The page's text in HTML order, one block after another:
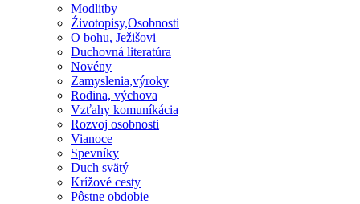
Modlitby
Źivotopisy,Osobnosti
O bohu, Ježišovi
Duchovná literatúra
Novény
Zamyslenia,výroky
Rodina, výchova
Vzťahy komuníkácia
Rozvoj osobnosti
Vianoce
Spevníky
Duch svätý
Krížové cesty
Pôstne obdobie